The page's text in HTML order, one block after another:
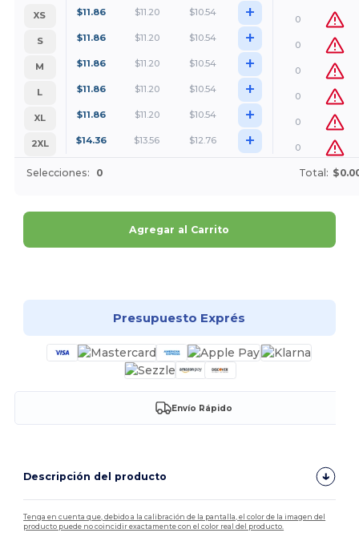
XS $11.86 $11.20 $10.54 +
0
S
$11.86 $11.20 $10.54 +
0
M
$11.86 $11.20 $10.54 +
0
L
$11.86 $11.20 $10.54 +
0
XL
$11.86 $11.20 $10.54 +
0
2XL
$14.36 $13.56 $12.76 + 0
Selecciones: 0 Total:
Agregar al Carrito
Presupuesto Exprés
Envío Rápido
Descripción del producto
Tenga en cuenta que, debido a la calibración de la pantalla, el color de la imagen del
producto puede no coincidir exactamente con el color real del producto.